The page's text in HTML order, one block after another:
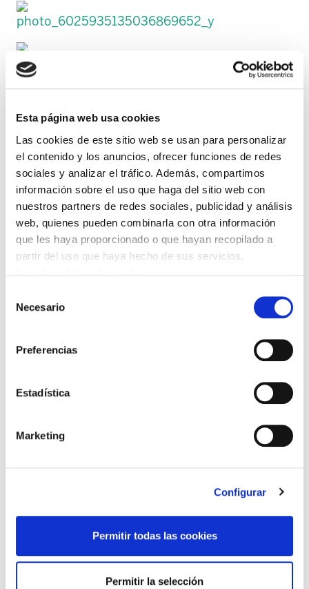
Esta página web usa cookies
Las cookies de este sitio web se usan para personalizar
el contenido y los anuncios, ofrecer funciones de redes
sociales y analizar el tráfico. Además, compartimos
información sobre el uso que haga del sitio web con
nuestros partners de redes sociales, publicidad y análisis
web, quienes pueden combinarla con otra información
que les haya proporcionado o que hayan recopilado a
partir del uso que haya hecho de sus servicios.
Necesario
Preferencias
Estadística
Marketing
Configurar
Permitir todas las cookies
Permitir la selección